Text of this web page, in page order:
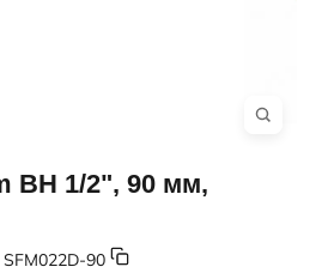
ВН 1/2", 90 мм,
SFM022D-90